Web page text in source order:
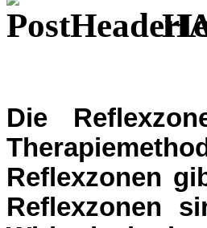
Die
Reflexzonen
Reflexzonen